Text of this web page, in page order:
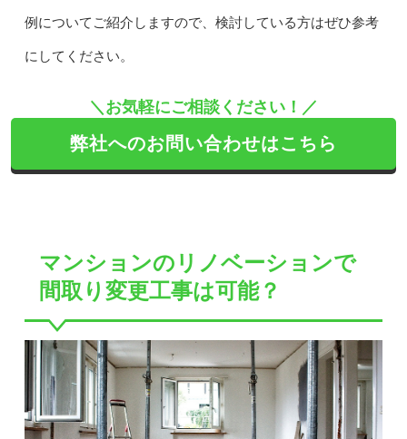
例についてご紹介しますので、検討している方はぜひ参考
にしてください。
＼お気軽にご相談ください！／
弊社へのお問い合わせはこちら
マンションのリノベーションで
間取り変更工事は可能？